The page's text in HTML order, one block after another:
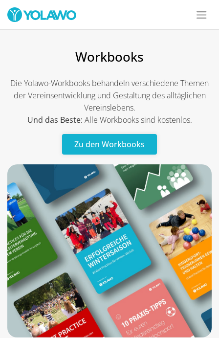
Workbooks
Die Yolawo-Workbooks behandeln verschiedene Themen
der Vereinsentwicklung und Gestaltung des alltäglichen
Vereinslebens.
Und das Beste: Alle Workbooks sind kostenlos.
Zu den Workbooks